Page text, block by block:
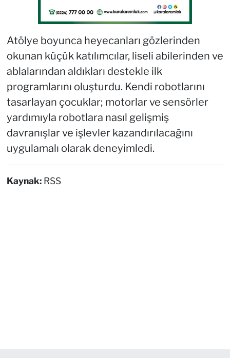
Atölye boyunca heyecanları gözlerinden
okunan küçük katılımcılar, liseli abilerinden ve
ablalarından aldıkları destekle ilk
programlarını oluşturdu. Kendi robotlarını
tasarlayan çocuklar; motorlar ve sensörler
yardımıyla robotlara nasıl gelişmiş
davranışlar ve işlevler kazandırılacağını
uygulamalı olarak deneyimledi.
Kaynak: RSS